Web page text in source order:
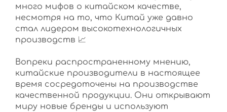
много мифов о китайском качестве,
несмотря на то, что Китай уже давно
стал лидером высокотехнологичных
производств 📈
Вопреки распространенному мнению,
китайские производители в настоящее
время сосредоточены на производстве
качественной продукции. Они открывают
миру новые бренды и используют